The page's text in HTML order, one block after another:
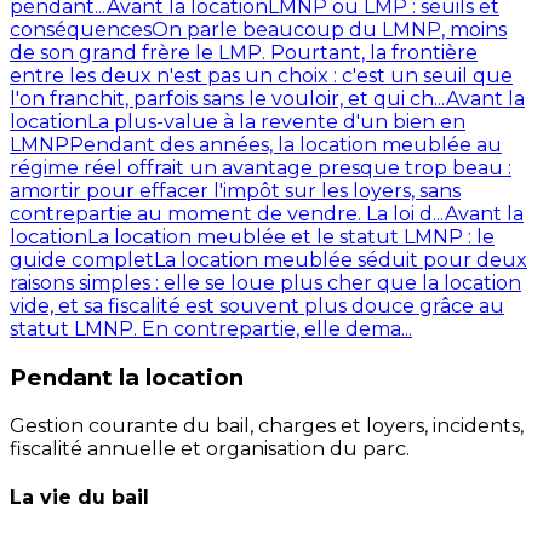
pendant...Avant la locationLMNP ou LMP : seuils et
conséquencesOn parle beaucoup du LMNP, moins
de son grand frère le LMP. Pourtant, la frontière
entre les deux n'est pas un choix : c'est un seuil que
l'on franchit, parfois sans le vouloir, et qui ch...Avant la
locationLa plus-value à la revente d'un bien en
LMNPPendant des années, la location meublée au
régime réel offrait un avantage presque trop beau :
amortir pour effacer l'impôt sur les loyers, sans
contrepartie au moment de vendre. La loi d...Avant la
locationLa location meublée et le statut LMNP : le
guide completLa location meublée séduit pour deux
raisons simples : elle se loue plus cher que la location
vide, et sa fiscalité est souvent plus douce grâce au
statut LMNP. En contrepartie, elle dema...
Pendant la location
Gestion courante du bail, charges et loyers, incidents,
fiscalité annuelle et organisation du parc.
La vie du bail